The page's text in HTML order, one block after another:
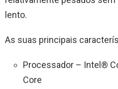
lento.
As suas principais
Processador – Intel®
Core